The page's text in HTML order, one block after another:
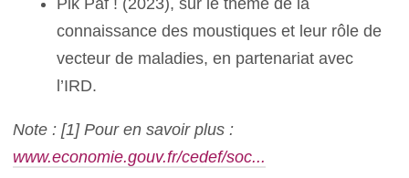
Pik Paf ! (2023), sur le thème de la
connaissance des moustiques et leur rôle de
vecteur de maladies, en partenariat avec
l’IRD.
Note : [1] Pour en savoir plus :
www.economie.gouv.fr/cedef/soc...